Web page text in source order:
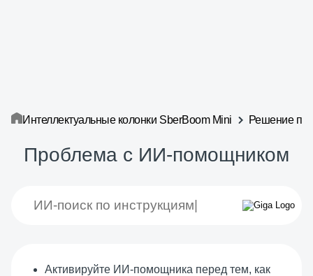
Интеллектуальные колонки SberBoom Mini Решение
Проблема с ИИ-помощником
Активируйте ИИ-помощника перед тем, как